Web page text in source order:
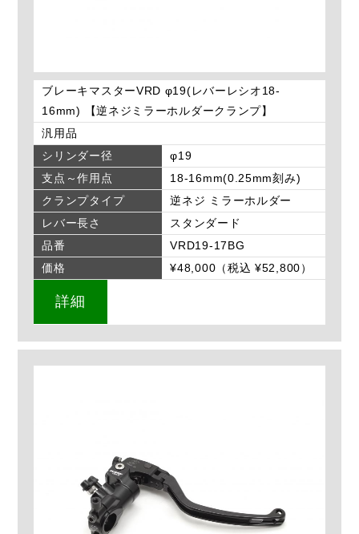
ブレーキマスターVRD φ19(レバーレシオ18-
16mm) 【逆ネジミラーホルダークランプ】
汎用品
シリンダー径
φ19
支点～作用点
18-16mm(0.25mm刻み)
クランプタイプ
逆ネジ ミラーホルダー
レバー長さ
スタンダード
品番
VRD19-17BG
価格
¥48,000（税込 ¥52,800）
詳細